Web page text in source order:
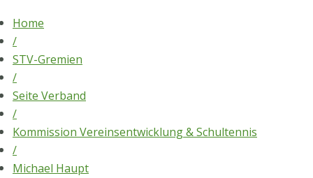
to
content
Home
/
STV-Gremien
/
Seite Verband
/
Kommission Vereinsentwicklung & Schultennis
/
Michael Haupt